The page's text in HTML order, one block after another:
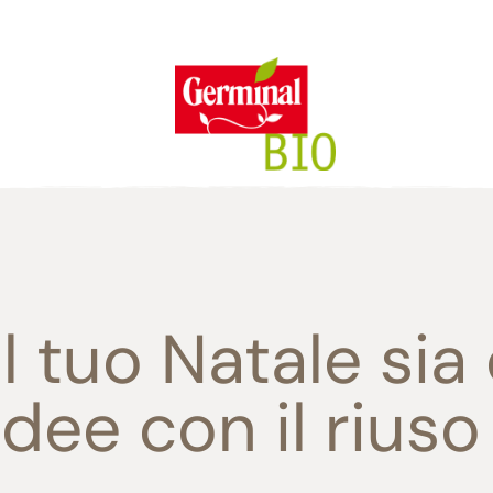
Senza lievito
100% Ingredienti vegetali
Senza zuccheri aggiunti
Casa Germinal Bio
Curiosità
I nostri ingredienti
tuo Natale sia
con il